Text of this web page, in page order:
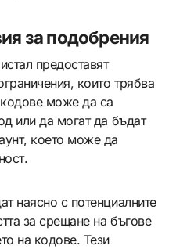
за подобрения
предоставят
които трябва
може да са
или да могат да бъдат
което може да
наясно с потенциалните
за срещане на бъгове
на кодове. Тези